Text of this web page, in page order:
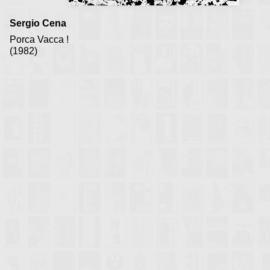
Sergio Cena
Porca Vacca !
(1982)